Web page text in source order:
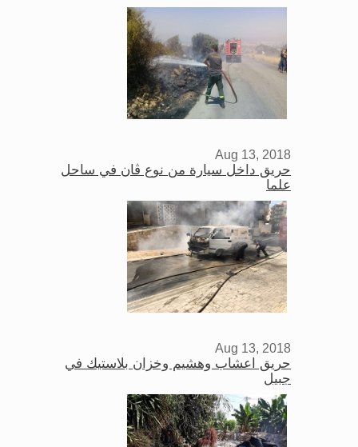
Aug 13, 2018
حريق داخل سيارة من نوع ڤان في ساحل
علما
Aug 13, 2018
حريق اعشاب وهشيم وخزان بلاستيك في
جبيل